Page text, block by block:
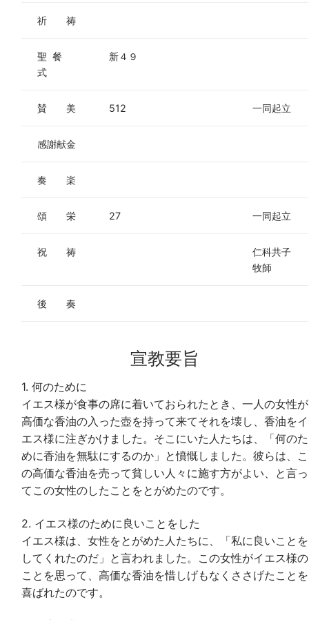
祈 祷
聖 餐
式
新４９
賛 美 512 一同起立
感謝献金
奏 楽
頌 栄 27 一同起立
祝 祷
仁科共子
牧師
後 奏
宣教要旨
1. 何のために
イエス様が食事の席に着いておられたとき、一人の女性が
高価な香油の入った壺を持って来てそれを壊し、香油をイ
エス様に注ぎかけました。そこにいた人たちは、「何のた
めに香油を無駄にするのか」と憤慨しました。彼らは、こ
の高価な香油を売って貧しい人々に施す方がよい、と言っ
てこの女性のしたことをとがめたのです。
2. イエス様のために良いことをした
イエス様は、女性をとがめた人たちに、「私に良いことを
してくれたのだ」と言われました。この女性がイエス様の
ことを思って、高価な香油を惜しげもなくささげたことを
喜ばれたのです。